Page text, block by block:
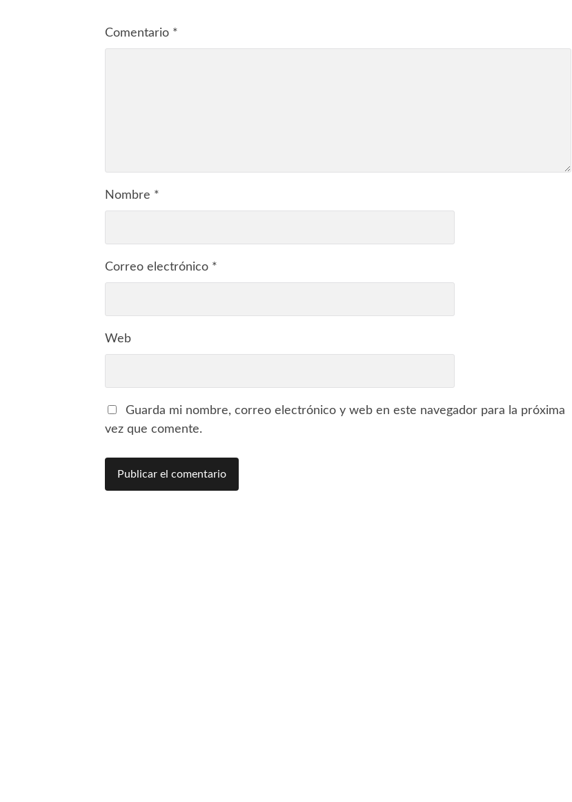
Comentario *
Nombre *
Correo electrónico *
Web
Guarda mi nombre, correo electrónico y web en este navegador para la próxima
vez que comente.